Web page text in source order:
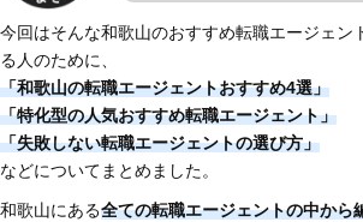
今回はそんな和歌山のおすすめ転職エージェン
る人のために、
「和歌山の転職エージェントおすすめ4選」
「特化型の人気おすすめ転職エージェント」
「失敗しない転職エージェントの選び方」
などについてまとめました。
和歌山にある全ての転職エージェントの中から